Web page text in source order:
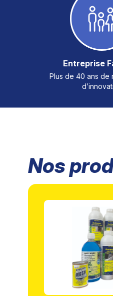
Entreprise
Plus de 40 ans de
Nos